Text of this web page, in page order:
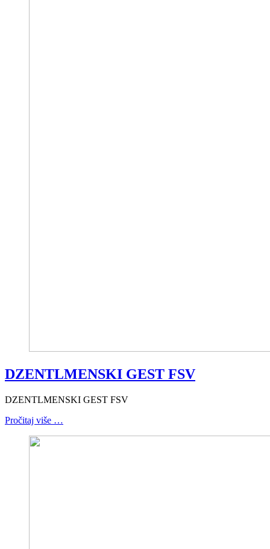
DZENTLMENSKI GEST FSV
DZENTLMENSKI GEST FSV
Pročitaj više …